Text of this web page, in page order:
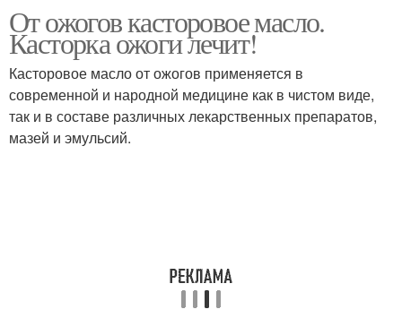
Натуральные масла Масла от ожога
Химический ожог
От ожогов касторовое масло.
Касторка ожоги лечит!
Касторовое масло от ожогов применяется в
современной и народной медицине как в чистом виде,
так и в составе различных лекарственных препаратов,
мазей и эмульсий.